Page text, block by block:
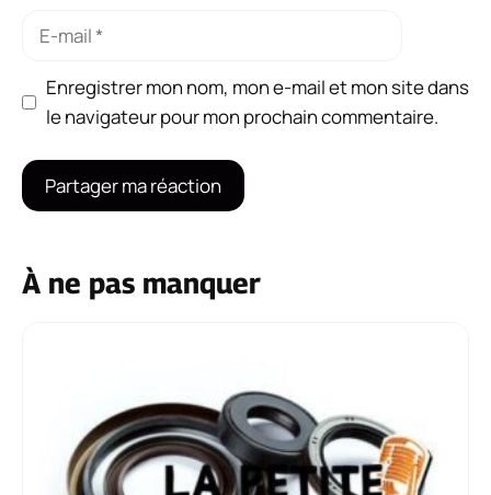
Enregistrer mon nom, mon e-mail et mon site dans
le navigateur pour mon prochain commentaire.
À ne pas manquer